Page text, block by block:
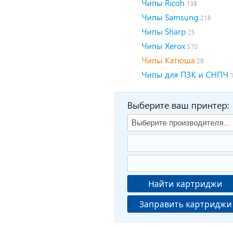
Чипы Ricoh 138
Чипы Samsung 218
Чипы Sharp 25
Чипы Xerox 570
Чипы Катюша 28
Чипы для ПЗК и СНПЧ 1
Выберите ваш принтер:
Найти картриджи
Заправить картриджи